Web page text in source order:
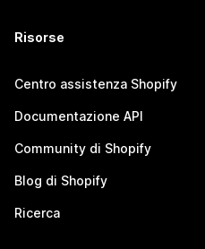
Risorse
Centro assistenza Shopify
Documentazione API
Community di Shopify
Blog di Shopify
Ricerca